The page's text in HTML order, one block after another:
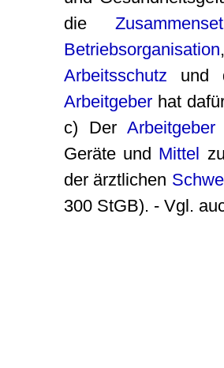
die
Betriebsorganisation
Arbeitsschutz und
Arbeitgeber hat
c) Der Arbeitgeber
Geräte und Mittel
der ärztlichen
300 StGB). - Vgl.